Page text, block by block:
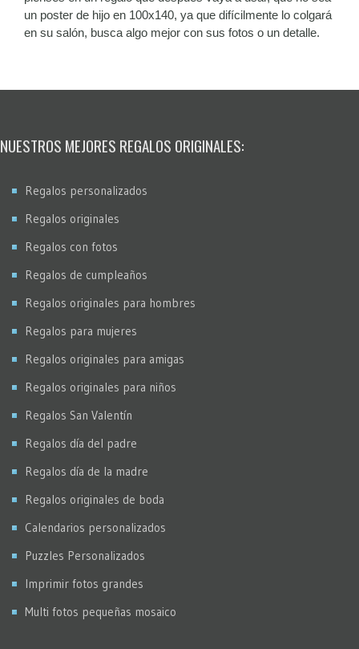
un poster de hijo en 100x140, ya que difícilmente lo colgará
en su salón, busca algo mejor con sus fotos o un detalle.
NUESTROS MEJORES REGALOS ORIGINALES:
Regalos personalizados
Regalos originales
Regalos con fotos
Regalos de cumpleaños
Regalos originales para hombres
Regalos para mujeres
Regalos originales para amigas
Regalos originales para niños
Regalos San Valentín
Regalos día del padre
Regalos día de la madre
Regalos originales de boda
Calendarios personalizados
Puzzles Personalizados
Imprimir fotos grandes
Multi fotos pequeñas mosaico